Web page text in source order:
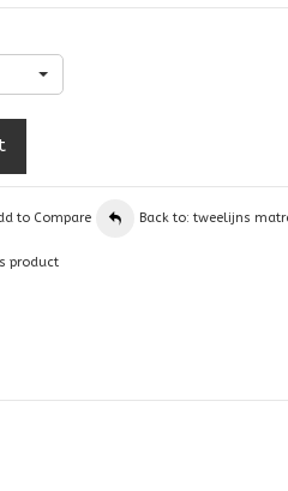
to Compare Back to: tweelijns
product